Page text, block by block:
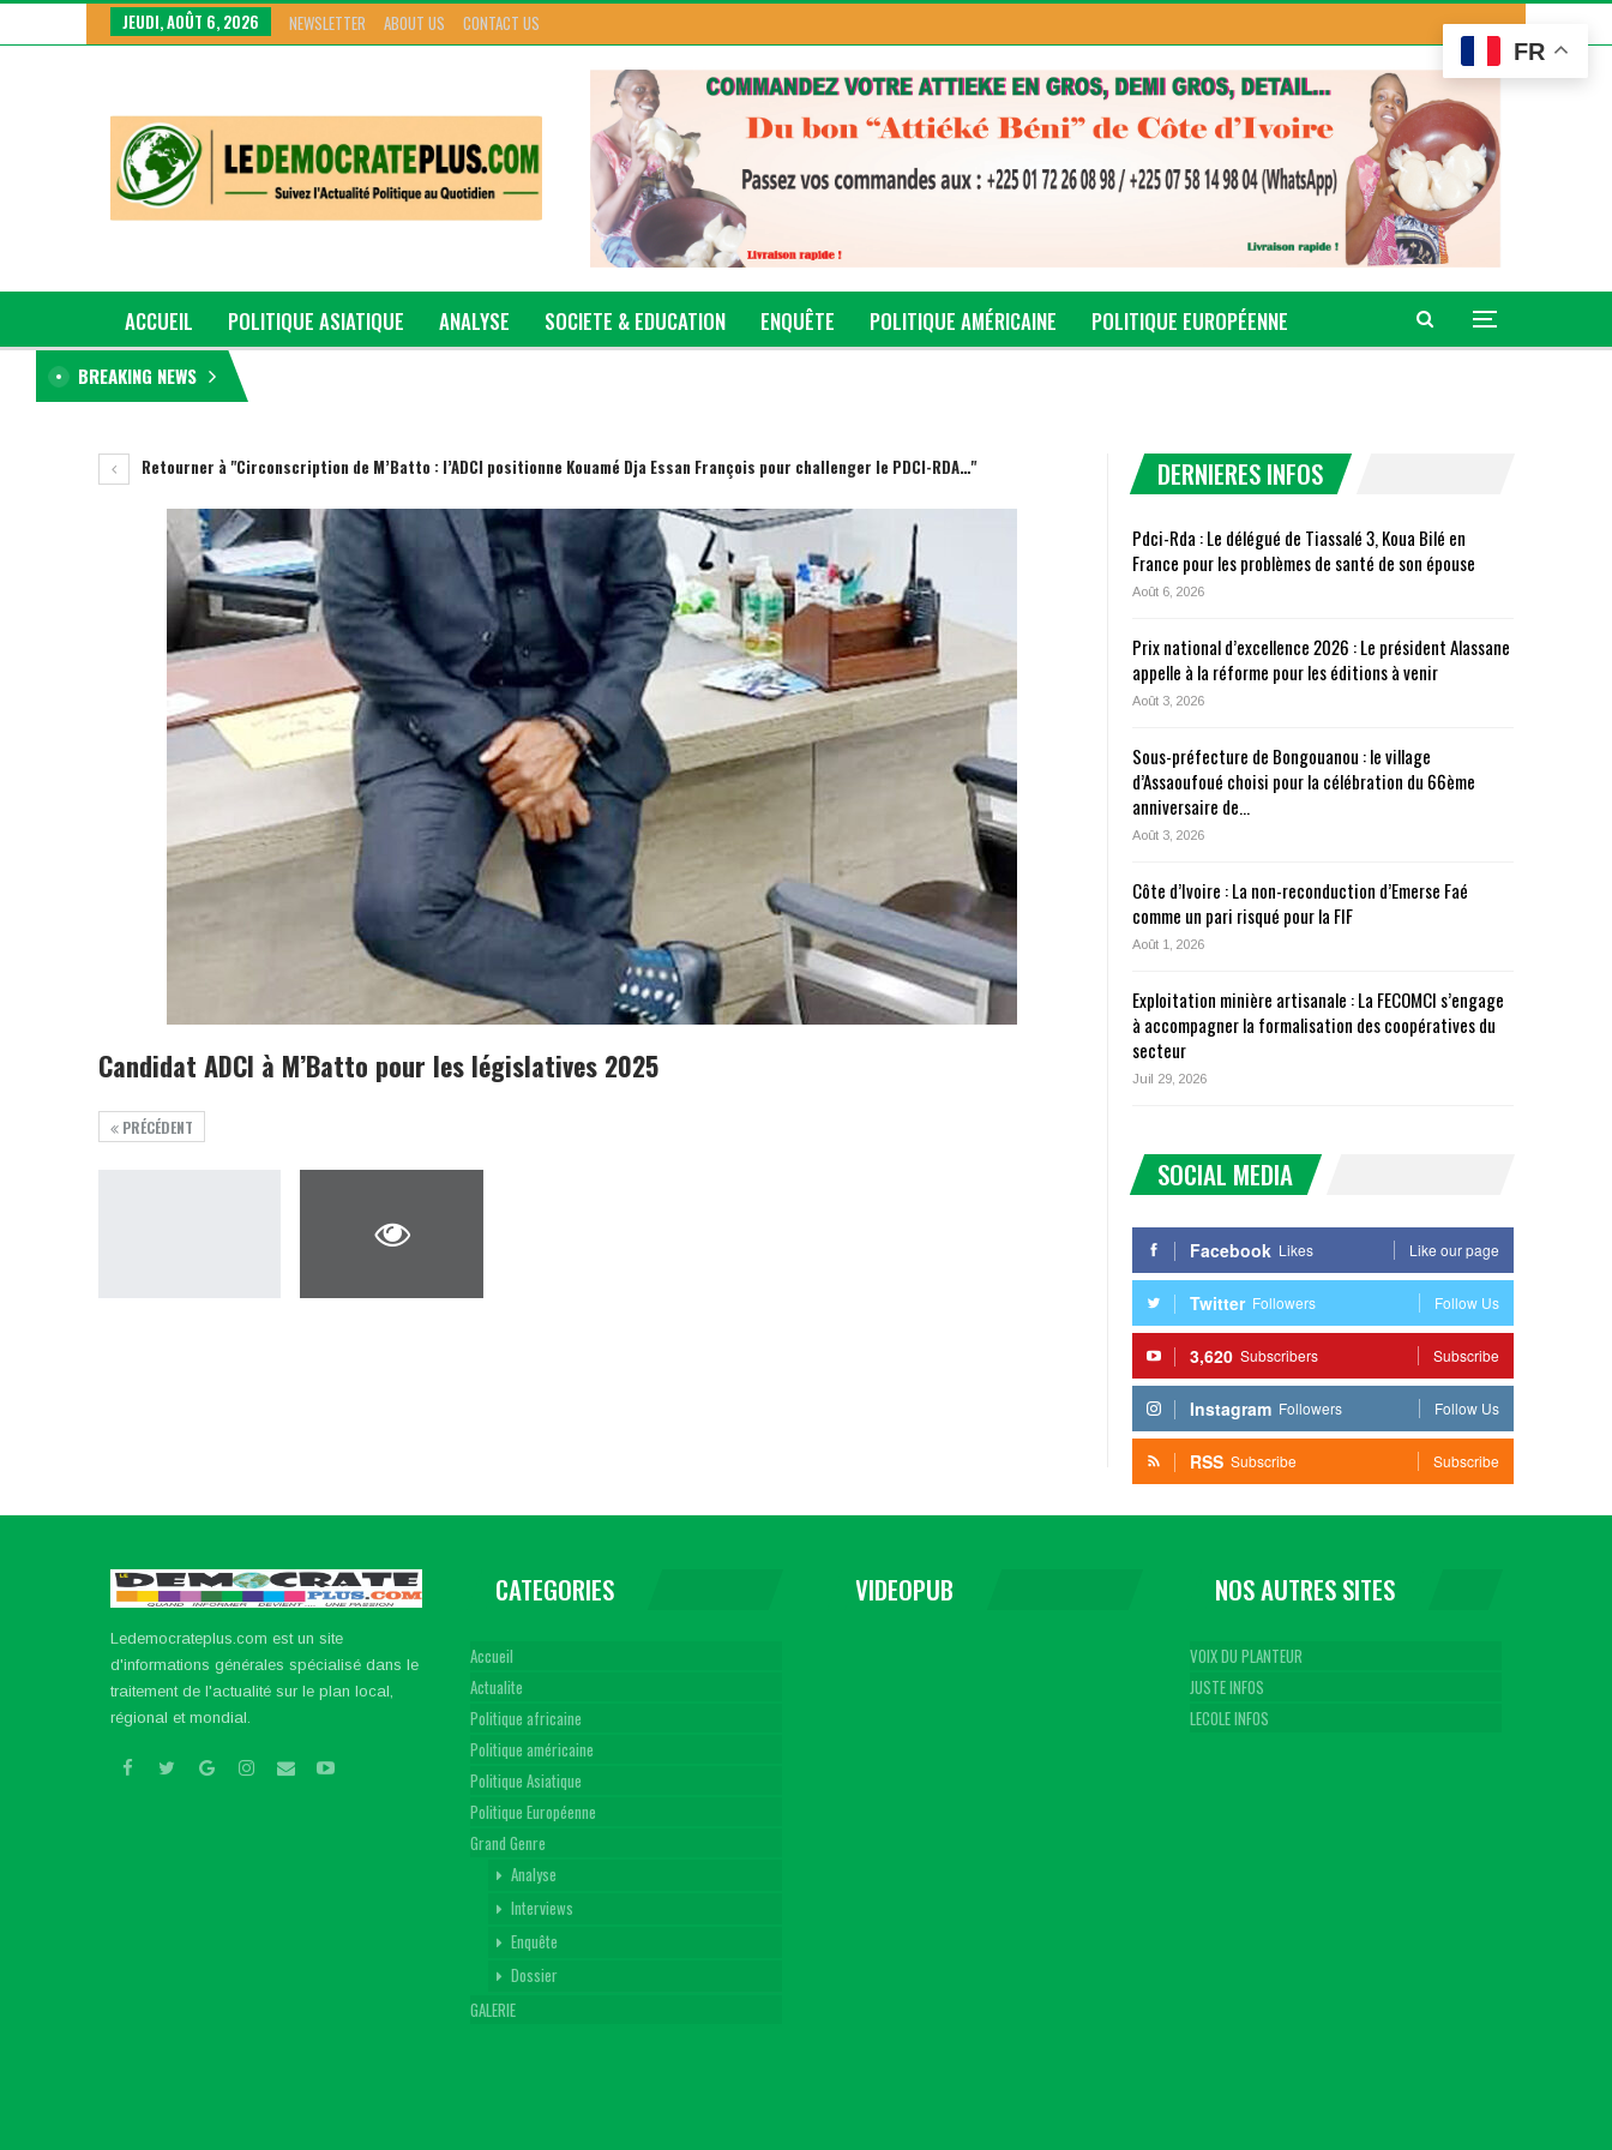
JEUDI, AOÛT 6, 2026 NEWSLETTER ABOUT US CONTACT US
ACCUEIL POLITIQUE ASIATIQUE ANALYSE SOCIETE & EDUCATION ENQUÊTE POLITIQUE AMÉRICAINE
POLITIQUE EUROPÉENNE
GRAND GENRE
BREAKING NEWS
Retourner à "Circonscription de M’Batto : l’ADCI positionne Kouamé Dja Essan François pour challenger le PDCI-RDA…"
Candidat ADCI à M’Batto pour les législatives 2025
PRÉCÉDENT
DERNIERES INFOS
Pdci-Rda : Le délégué de Tiassalé 3, Koua Bilé en
France pour les problèmes de santé de son épouse
Août 6, 2026
Prix national d’excellence 2026 : Le président Alassane
appelle à la réforme pour les éditions à venir
Août 3, 2026
Sous-préfecture de Bongouanou : le village
d’Assaoufoué choisi pour la célébration du 66ème
anniversaire de…
Août 3, 2026
Côte d’Ivoire : La non-reconduction d’Emerse Faé
comme un pari risqué pour la FIF
Août 1, 2026
Exploitation minière artisanale : La FECOMCI s’engage
à accompagner la formalisation des coopératives du
secteur
Juil 29, 2026
SOCIAL MEDIA
Facebook Likes Like our page
Twitter Followers Follow Us
3,620 Subscribers Subscribe
Instagram Followers Follow Us
RSS Subscribe Subscribe
Ledemocrateplus.com est un site
d'informations générales spécialisé dans le
traitement de l'actualité sur le plan local,
régional et mondial.
CATEGORIES
Accueil
Actualite
Politique africaine
Politique américaine
Politique Asiatique
Politique Européenne
Grand Genre
Analyse
Interviews
Enquête
Dossier
GALERIE
VIDEOPUB NOS AUTRES SITES
VOIX DU PLANTEUR
JUSTE INFOS
LECOLE INFOS
FR